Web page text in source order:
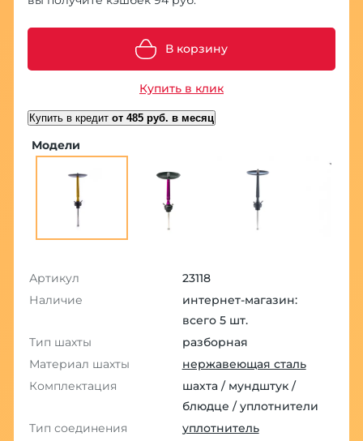
В корзину
Купить в клик
Купить в кредит от 485 руб. в месяц
Модели
Артикул
23118
Наличие
интернет-магазин:
всего 5 шт.
Тип шахты
разборная
Материал шахты
нержавеющая сталь
Комплектация
шахта / мундштук /
блюдце / уплотнители
Тип соединения
уплотнитель